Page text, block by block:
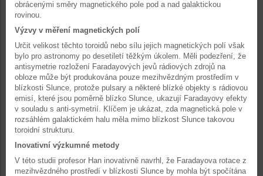
obrácenými směry magnetického pole pod a nad galaktickou
rovinou.
Výzvy v měření magnetických polí
Určit velikost těchto toroidů nebo sílu jejich magnetických polí však
bylo pro astronomy po desetiletí těžkým úkolem. Měli podezření, že
antisymetrie rozložení Faradayových jevů rádiových zdrojů na
obloze může být produkována pouze mezihvězdným prostředím v
blízkosti Slunce, protože pulsary a některé blízké objekty s rádiovou
emisí, které jsou poměrně blízko Slunce, ukazují Faradayovy efekty
v souladu s anti-symetrií. Klíčem je ukázat, zda magnetická pole v
rozsáhlém galaktickém halu měla mimo blízkost Slunce takovou
toroidní strukturu.
Inovativní výzkumné metody
V této studii profesor Han inovativně navrhl, že Faradayova rotace z
mezihvězdného prostředí v blízkosti Slunce by mohla být spočítána